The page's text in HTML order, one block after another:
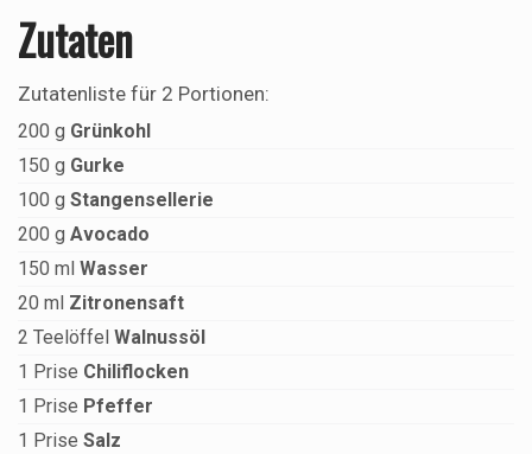
Zutaten
Zutatenliste für 2 Portionen:
200 g Grünkohl
150 g Gurke
100 g Stangensellerie
200 g Avocado
150 ml Wasser
20 ml Zitronensaft
2 Teelöffel Walnussöl
1 Prise Chiliflocken
1 Prise Pfeffer
1 Prise Salz